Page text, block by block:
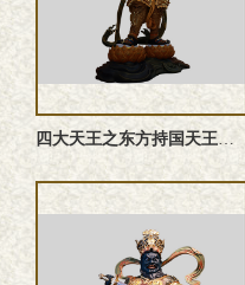
四大天王之东方持国天王佛像 铜雕四大天王之东方持国天王塑像 ...